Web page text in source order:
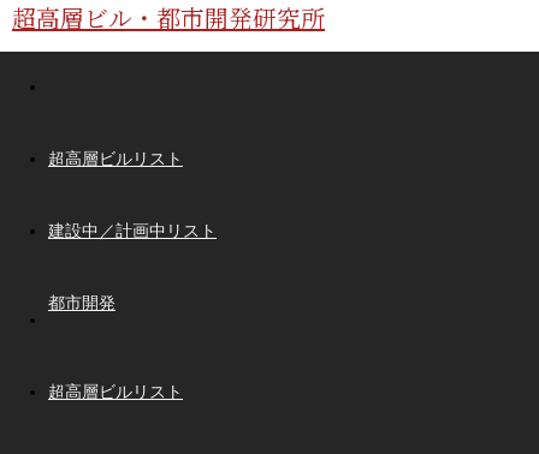
超高層ビル・都市開発研究所
超高層ビルリスト
建設中／計画中リスト
都市開発
超高層ビルリスト